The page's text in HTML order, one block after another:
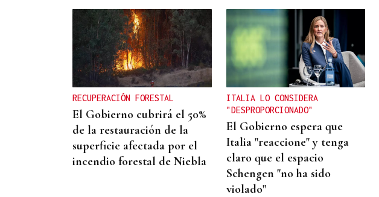
RECUPERACIÓN FORESTAL
El Gobierno cubrirá el 50%
de la restauración de la
superficie afectada por el
incendio forestal de Niebla
ITALIA LO CONSIDERA
"DESPROPORCIONADO"
El Gobierno espera que
Italia "reaccione" y tenga
claro que el espacio
Schengen "no ha sido
violado"